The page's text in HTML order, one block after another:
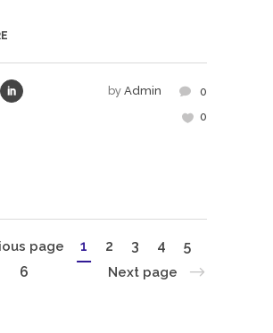
by Admin
0
0
page 1 2 3 4
5
6
Next page